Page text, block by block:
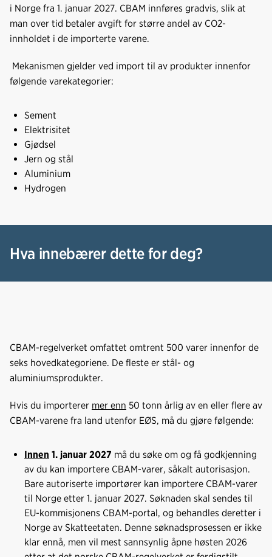
i Norge fra 1. januar 2027. CBAM innføres gradvis, slik at
man over tid betaler avgift for større andel av CO2-
innholdet i de importerte varene.
Mekanismen gjelder ved import til av produkter innenfor
følgende varekategorier:
Sement
Elektrisitet
Gjødsel
Jern og stål
Aluminium
Hydrogen
Hva innebærer dette for deg?
CBAM-regelverket omfattet omtrent 500 varer innenfor de
seks hovedkategoriene. De fleste er stål- og
aluminiumsprodukter.
Hvis du importerer mer enn 50 tonn årlig av en eller flere av
CBAM-varene fra land utenfor EØS, må du gjøre følgende:
Innen 1. januar 2027 må du søke om og få godkjenning
av du kan importere CBAM-varer, såkalt autorisasjon.
Bare autoriserte importører kan importere CBAM-varer
til Norge etter 1. januar 2027. Søknaden skal sendes til
EU-kommisjonens CBAM-portal, og behandles deretter i
Norge av Skatteetaten. Denne søknadsprosessen er ikke
klar ennå, men vil mest sannsynlig åpne høsten 2026